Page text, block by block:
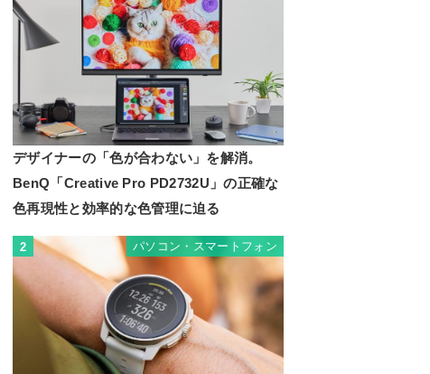
デザイナーの「色が合わない」を解消。
BenQ「Creative Pro PD2732U」の正確な
色再現性と効率的な色管理に迫る
2 パソコン・スマートフォン